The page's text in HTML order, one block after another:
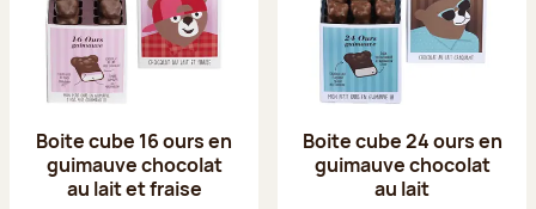
Boite cube 16 ours en
guimauve chocolat
au lait et fraise
Boite cube 24 ours en
guimauve chocolat
au lait